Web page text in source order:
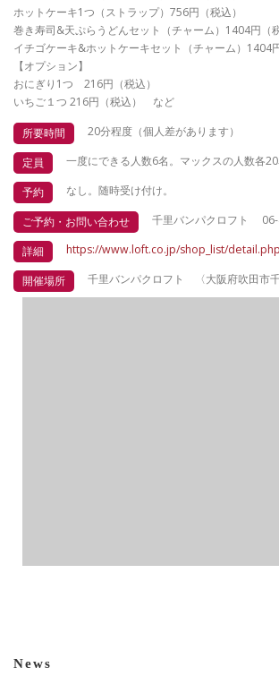
ホットケーキ1つ（ストラップ）756円（税込）
巻き寿司&天ぷらうどんセット（チャーム）1404円（
イチゴケーキ&ホットケーキセット（チャーム）1404
【オプション】
おにぎり1つ 216円（税込）
いちご１つ 216円（税込） など
所要時間 20分程度（個人差があります）
定員 一度にできる人数6名。マックスの人数各20
予約 なし。随時受け付け。
ご予約・お問い合わせ 千里バンパクロフト
詳細 https://www.loft.co.jp/shop_list/
開催場所 千里バンパクロフト 〈大阪府吹田市千
News